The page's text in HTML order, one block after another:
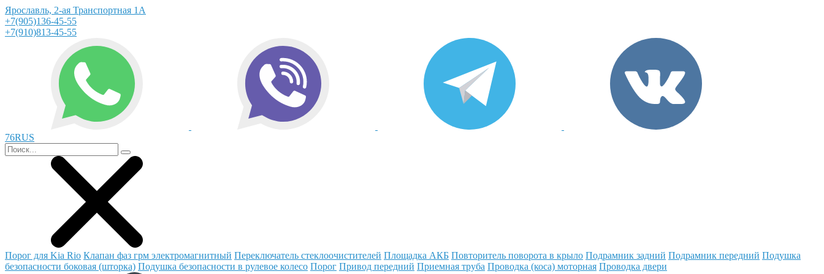
Ярославль, 2-ая Транспортная 1А
+7(905)136-45-55
+7(910)813-45-55
76RUS
Порог для Kia Rio Клапан фаз грм электромагнитный Переключатель стеклоочистителей Площадка АКБ Повторитель поворота в крыло Подрамник задний Подрамник передний Подушка
безопасности боковая (шторка) Подушка безопасности в рулевое колесо Порог Привод передний Приемная труба Проводка (коса) моторная Проводка двери